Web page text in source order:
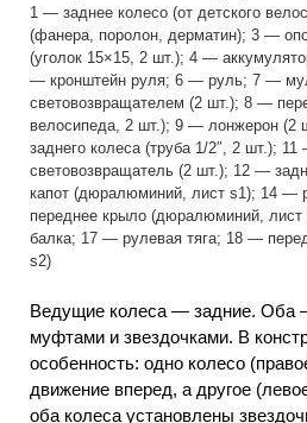
1 — заднее колесо (от детского
(фанера, поролон, дерматин); 3 —
(уголок 15×15, 2 шт.); 4 —
— кронштейн руля; 6 — руль; 7 —
световозвращателем (2 шт.); 8 —
велосипеда, 2 шт.); 9 — лонжерон (2
заднего колеса (труба 1/2″, 2 шт.);
световозвращатель (2 шт.); 12 —
капот (дюралюминий, лист s1); 14
переднее крыло (дюралюминий,
балка; 17 — рулевая тяга; 18 —
s2)
Ведущие колеса — задние. Оба
муфтами и звездочками. В
особенность: одно колесо
движение вперед, а другое
оба колеса установлены